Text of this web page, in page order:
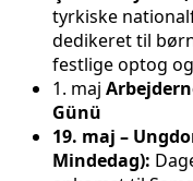
tyrkiske
dedikeret til
festlige optog
1. maj
Günü
19. maj –
Mindedag):